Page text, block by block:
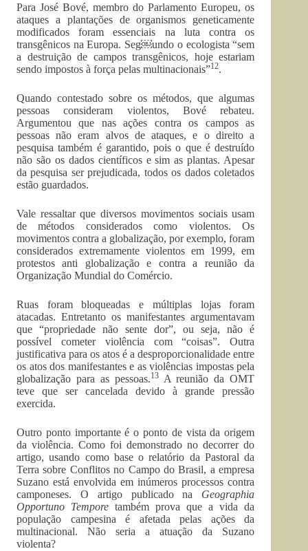
Para José Bové, membro do Parlamento Europeu, os
ataques a plantações de organismos geneticamente
modificados foram essenciais na luta contra os
transgênicos na Europa. Seg￼undo o ecologista “sem
a destruição de campos transgênicos, hoje estariam
sendo impostos à força pelas multinacionais”12.
Quando contestado sobre os métodos, que algumas
pessoas consideram violentos, Bové rebateu.
Argumentou que nas ações contra os campos as
pessoas não eram alvos de ataques, e o direito a
pesquisa também é garantido, pois o que é destruído
não são os dados científicos e sim as plantas. Apesar
da pesquisa ser prejudicada, todos os dados coletados
estão guardados.
Vale ressaltar que diversos movimentos sociais usam
de métodos considerados como violentos. Os
movimentos contra a globalização, por exemplo, foram
considerados extremamente violentos em 1999, em
protestos anti globalização e contra a reunião da
Organização Mundial do Comércio.
Ruas foram bloqueadas e múltiplas lojas foram
atacadas. Entretanto os manifestantes argumentavam
que “propriedade não sente dor”, ou seja, não é
possível cometer violência com “coisas”. Outra
justificativa para os atos é a desproporcionalidade entre
os atos dos manifestantes e as violências impostas pela
globalização para as pessoas.13A reunião da OMT
teve que ser cancelada devido à grande pressão
exercida.
Outro ponto importante é o ponto de vista da origem
da violência. Como foi demonstrado no decorrer do
artigo, usando como base o relatório da Pastoral da
Terra sobre Conflitos no Campo do Brasil, a empresa
Suzano está envolvida em inúmeros processos contra
camponeses. O artigo publicado na Geographia
Opportuno Tempore também prova que a vida da
população campesina é afetada pelas ações da
multinacional. Não seria a atuação da Suzano
violenta?